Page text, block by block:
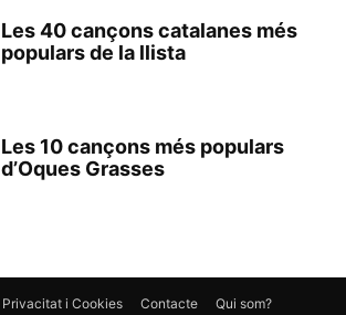
Les 40 cançons catalanes més
populars de la llista
Les 10 cançons més populars
d’Oques Grasses
Privacitat i Cookies Contacte Qui som?